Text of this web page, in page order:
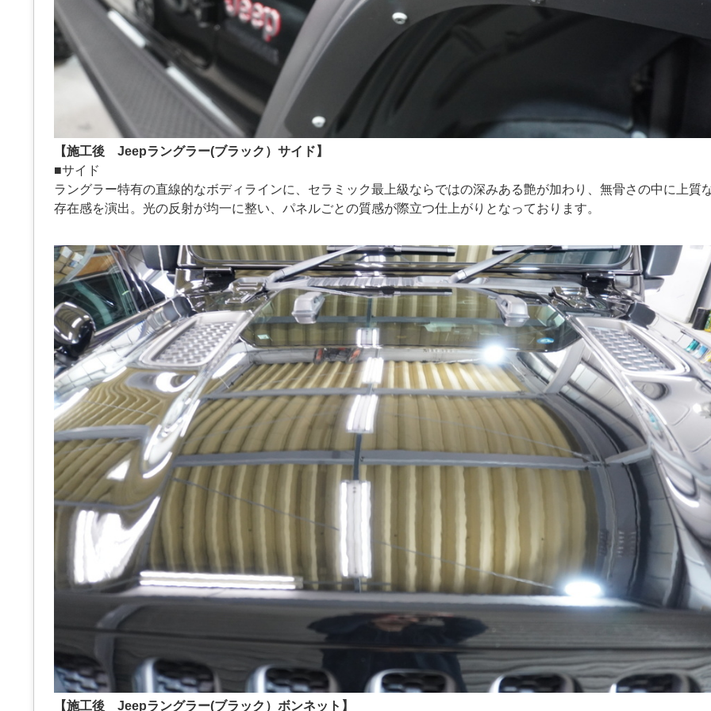
【施工後 Jeepラングラー(ブラック）サイド】
■サイド
ラングラー特有の直線的なボディラインに、セラミック最上級ならではの深みある艶が加わり、無骨さの中に上質
存在感を演出。光の反射が均一に整い、パネルごとの質感が際立つ仕上がりとなっております。
【施工後 Jeepラングラー(ブラック）ボンネット】